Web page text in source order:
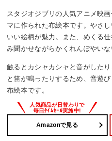
スタジオジブリの人気アニメ映
マに作られた布絵本です。やさ
いい絵柄が魅力。また、めくる
み聞かせながらかくれんぼやい
触るとカシャカシャと音がした
と笛が鳴ったりするため、音遊
布絵本です。
Amazonで見る